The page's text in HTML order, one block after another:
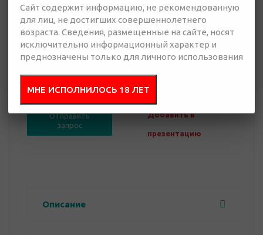
0 руб.
Отправить
запрос
Добавить в
презентацию
Описание
Сайт содержит информацию, не рекомендованную
для лиц, не достигших совершеннолетнего
возраста. Сведения, размещенные на сайте, носят
исключительно информационный характер и
преднозначены только для личного использования
МНЕ ИСПОЛНИЛОСЬ 18 ЛЕТ